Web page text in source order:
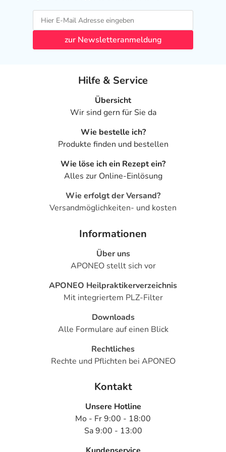
- Blähungen
- Ungewöhnliche Magen-Darm-Geräusche
- Bauchschmerzen
- Blutungen im Analbereich
- Migräne durch Medikamente
- Verstärkter Harndrang
Veränderung während der Behandlung, wenden Sie sich
an Ihren Arzt oder Apotheker.
Für die Information an dieser Stelle werden vor allem
Nebenwirkungen berücksichtigt, die bei mindestens
einem von 1.000 behandelten Patienten auftreten.
Erwachsene 1 Tablette 1-mal täglich
Anwendungshinweise
Die Gesamtdosis sollte nicht ohne Rücksprache mit
zur Newsletteranmeldung
Hilfe & Service
Übersicht
Wir sind gern für Sie da
Wie bestelle ich?
Produkte finden und bestellen
Wie löse ich ein Rezept ein?
Alles zur Online-Einlösung
Wie erfolgt der Versand?
Versandmöglichkeiten- und kosten
Informationen
Über uns
APONEO stellt sich vor
APONEO Heilpraktikerverzeichnis
Mit integriertem PLZ-Filter
Downloads
Alle Formulare auf einen Blick
Rechtliches
Rechte und Pflichten bei APONEO
Kontakt
Unsere Hotline
Mo - Fr 9:00 - 18:00
Sa 9:00 - 13:00